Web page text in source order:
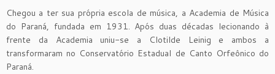
Chegou a ter sua própria escola de música, a Academia de Música
do Paraná, fundada em 1931. Após duas décadas lecionando à
frente da Academia uniu-se a Clotilde Leinig e ambos a
transformaram no Conservatório Estadual de Canto Orfeônico do
Paraná.